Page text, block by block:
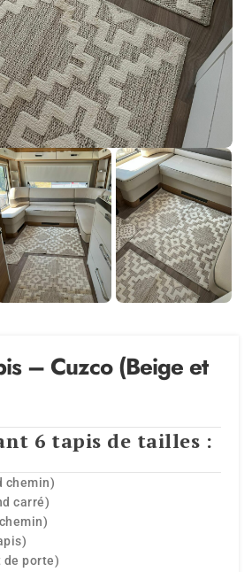
– Cuzco (Beige et
6 tapis de tailles :
chemin)
carré)
de porte)